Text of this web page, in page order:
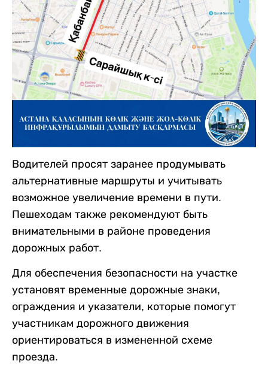
Водителей просят заранее продумывать
альтернативные маршруты и учитывать
возможное увеличение времени в пути.
Пешеходам также рекомендуют быть
внимательными в районе проведения
дорожных работ.
Для обеспечения безопасности на участке
установят временные дорожные знаки,
ограждения и указатели, которые помогут
участникам дорожного движения
ориентироваться в измененной схеме
проезда.